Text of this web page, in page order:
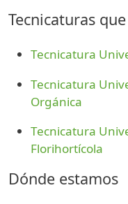
Tecnicaturas
Tecnicatura
Tecnicatura
Orgánica
Tecnicatura
Florihortícola
Dónde estamos